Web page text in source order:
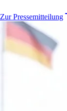
Zur Pressemitteilung